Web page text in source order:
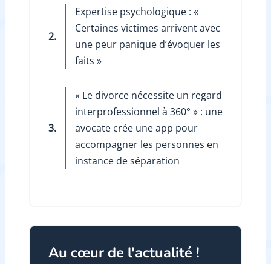
2.
Expertise psychologique : «
Certaines victimes arrivent avec
une peur panique d’évoquer les
faits »
3.
« Le divorce nécessite un regard
interprofessionnel à 360° » : une
avocate crée une app pour
accompagner les personnes en
instance de séparation
Au cœur de l'actualité !